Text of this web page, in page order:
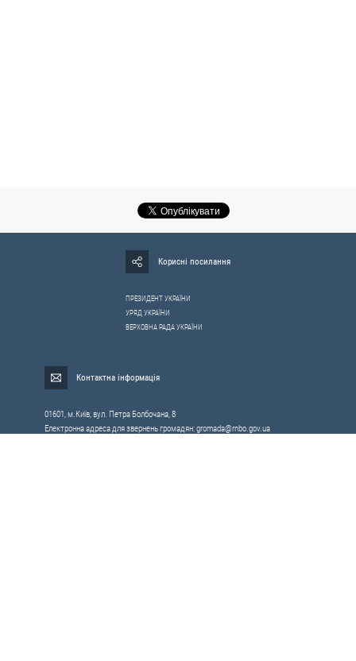
Корисні посилання
ПРЕЗИДЕНТ УКРАЇНИ
УРЯД УКРАЇНИ
ВЕРХОВНА РАДА УКРАЇНИ
Контактна інформація
01601, м.Київ, вул. Петра Болбочана, 8
Електронна адреса для звернень громадян:gromada@rnbo.gov.ua